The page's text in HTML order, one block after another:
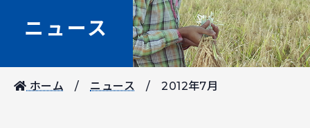
ニュース
ホーム ニュース 2012年7月